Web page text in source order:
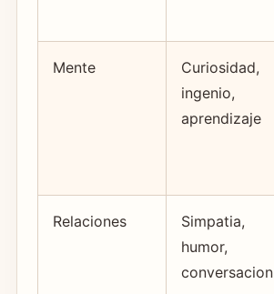
Mente
Curiosidad,
ingenio,
aprendizaje
Relaciones
Simpatia,
humor,
conversacion